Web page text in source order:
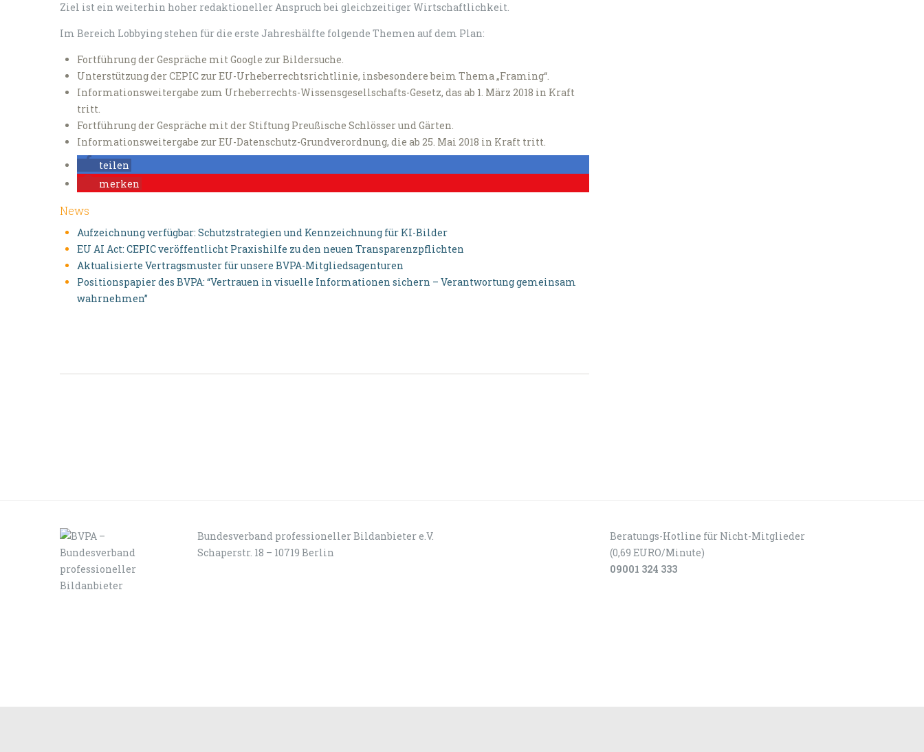
Ziel ist ein weiterhin hoher redaktioneller Anspruch bei gleichzeitiger Wirtschaftlichkeit.
Im Bereich Lobbying stehen für die erste Jahreshälfte folgende Themen auf dem Plan:
Fortführung der Gespräche mit Google zur Bildersuche.
Unterstützung der CEPIC zur EU-Urheberrechtsrichtlinie, insbesondere beim Thema „Framing“.
Informationsweitergabe zum Urheberrechts-Wissensgesellschafts-Gesetz, das ab 1. März 2018 in Kraft
tritt.
Fortführung der Gespräche mit der Stiftung Preußische Schlösser und Gärten.
Informationsweitergabe zur EU-Datenschutz-Grundverordnung, die ab 25. Mai 2018 in Kraft tritt.
teilen
merken
News
Aufzeichnung verfügbar: Schutzstrategien und Kennzeichnung für KI-Bilder
EU AI Act: CEPIC veröffentlicht Praxishilfe zu den neuen Transparenzpflichten
Aktualisierte Vertragsmuster für unsere BVPA-Mitgliedsagenturen
Positionspapier des BVPA: “Vertrauen in visuelle Informationen sichern – Verantwortung gemeinsam
wahrnehmen”
Bundesverband professioneller Bildanbieter e.V.
Schaperstr. 18 – 10719 Berlin
Beratungs-Hotline für Nicht-Mitglieder
(0,69 EURO/Minute)
09001 324 333